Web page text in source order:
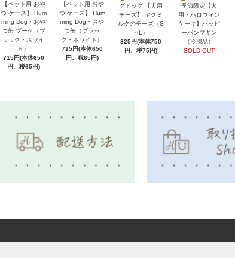
【ペット用 おや
つ ケース】 Hum
ming Dog・おや
つ缶 ブーケ（ブ
ラック・ホワイ
ト）
715円(本体650
円、税65円)
【ペット用 おや
つ ケース】 Hum
ming Dog・おや
つ缶（ブラッ
ク・ホワイト）
715円(本体650
円、税65円)
グドッグ 【犬用
チーズ】 ヤクミ
ルクのチーズ（S
～L）
825円(本体750
円、税75円)
季節限定【犬
用・ハロウィン
ケーキ】ハッピ
ーパンプキン
（冷凍品）
SOLD OUT